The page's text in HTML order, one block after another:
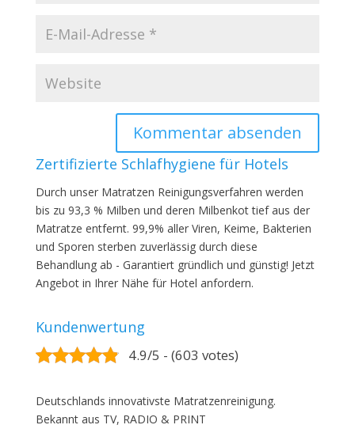
Zertifizierte Schlafhygiene für Hotels
Durch unser Matratzen Reinigungsverfahren werden
bis zu 93,3 % Milben und deren Milbenkot tief aus der
Matratze entfernt. 99,9% aller Viren, Keime, Bakterien
und Sporen sterben zuverlässig durch diese
Behandlung ab - Garantiert gründlich und günstig! Jetzt
Angebot in Ihrer Nähe für Hotel anfordern.
Kundenwertung
4.9/5 - (603 votes)
Deutschlands innovativste Matratzenreinigung.
Bekannt aus TV, RADIO & PRINT